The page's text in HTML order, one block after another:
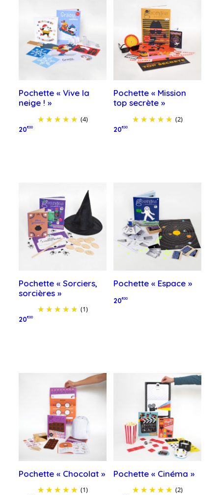
Pochette « Vive la
neige ! »
(4)
20€00
Pochette « Mission
top secrète »
(2)
20€00
Pochette « Sorciers,
sorcières »
(1)
20€00
Pochette « Espace »
20€00
Pochette « Chocolat »
(1)
Pochette « Cinéma »
(2)